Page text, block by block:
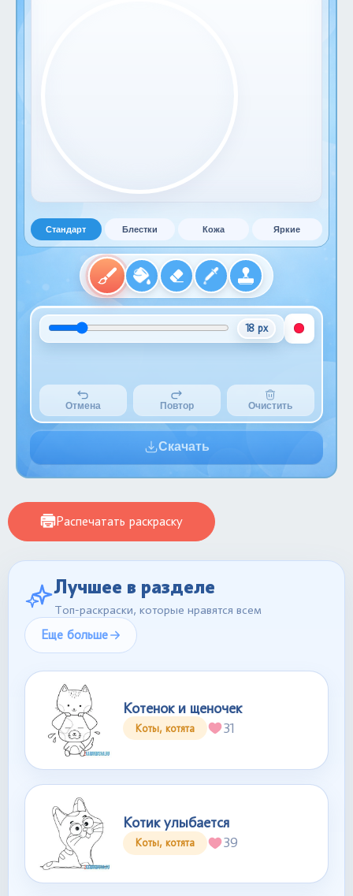
Стандарт Блестки Кожа Яркие
18 px
Отмена Повтор Очистить
Скачать
Распечатать раскраску
Лучшее в разделе
Топ-раскраски, которые нравятся всем
Еще больше
Котенок и щеночек
Коты, котята 31
Котик улыбается
Коты, котята 39